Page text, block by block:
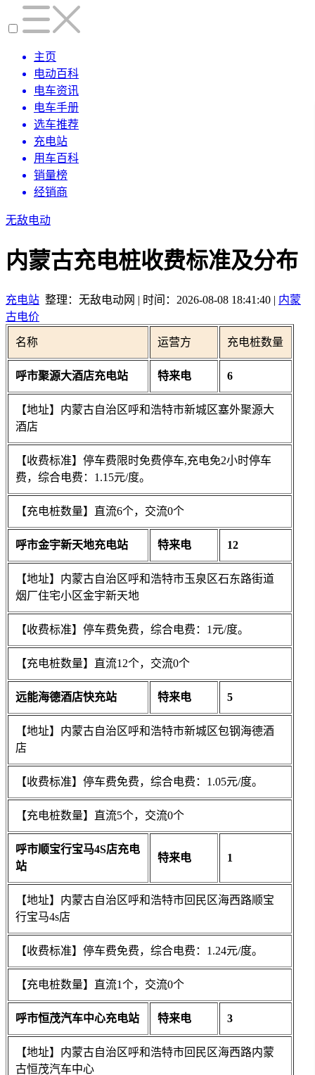
主页
电动百科
电车资讯
电车手册
选车推荐
充电站
用车百科
销量榜
经销商
无敌电动
内蒙古充电桩收费标准及分布
充电站 整理：无敌电动网 | 时间：2026-08-08 18:41:40 | 内蒙
古电价
名称 运营方 充电桩数量
呼市聚源大酒店充电站 特来电 6
【地址】内蒙古自治区呼和浩特市新城区塞外聚源大
酒店
【收费标准】停车费限时免费停车,充电免2小时停车
费，综合电费：1.15元/度。
【充电桩数量】直流6个，交流0个
呼市金宇新天地充电站 特来电 12
【地址】内蒙古自治区呼和浩特市玉泉区石东路街道
烟厂住宅小区金宇新天地
【收费标准】停车费免费，综合电费：1元/度。
【充电桩数量】直流12个，交流0个
远能海德酒店快充站 特来电 5
【地址】内蒙古自治区呼和浩特市新城区包钢海德酒
店
【收费标准】停车费免费，综合电费：1.05元/度。
【充电桩数量】直流5个，交流0个
呼市顺宝行宝马4S店充电
站
特来电 1
【地址】内蒙古自治区呼和浩特市回民区海西路顺宝
行宝马4s店
【收费标准】停车费免费，综合电费：1.24元/度。
【充电桩数量】直流1个，交流0个
呼市恒茂汽车中心充电站 特来电 3
【地址】内蒙古自治区呼和浩特市回民区海西路内蒙
古恒茂汽车中心